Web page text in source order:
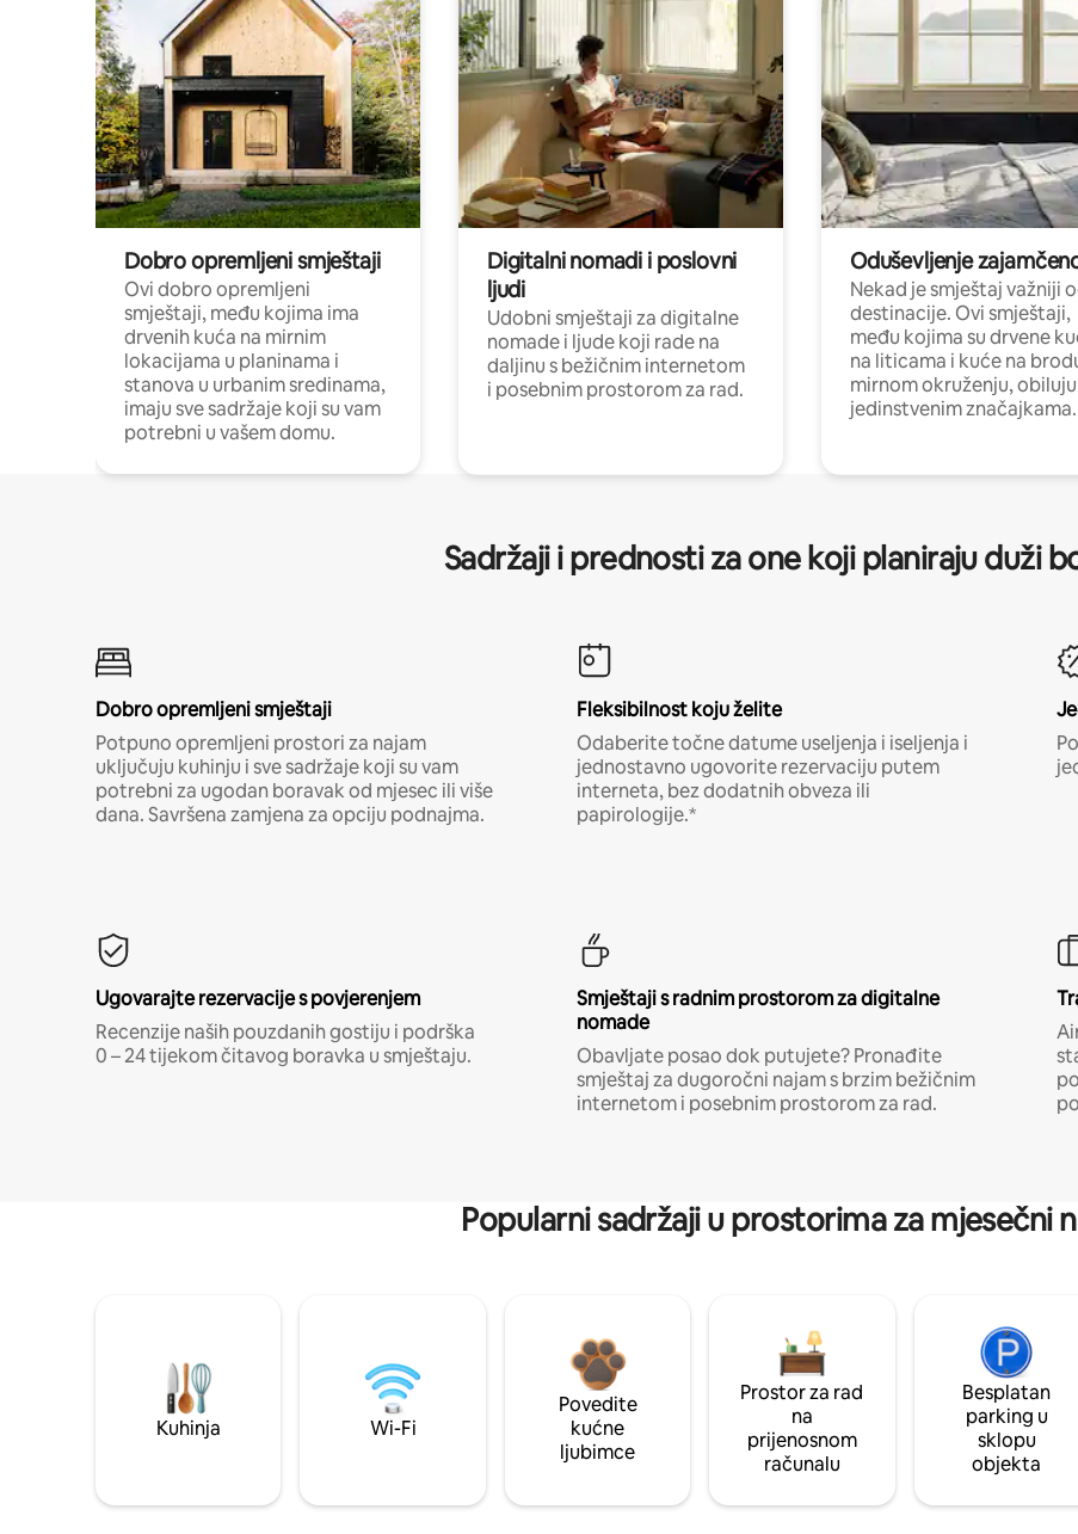
Dobro opremljeni smještaji
Ovi dobro opremljeni
smještaji, među kojima ima
drvenih kuća na mirnim
lokacijama u planinama i
stanova u urbanim sredinama,
imaju sve sadržaje koji su vam
potrebni u vašem domu.
Digitalni nomadi i poslovni
ljudi
Udobni smještaji za digitalne
nomade i ljude koji rade na
daljinu s bežičnim internetom
i posebnim prostorom za rad.
Oduševljenje
Nekad je smještaj važniji
destinacije. Ovi smještaji,
među kojima su drvene
na liticama i kuće na
mirnom okruženju, obiluju
jedinstvenim značajkama.
Sadržaji i prednosti za one koji planiraju duži
Dobro opremljeni smještaji
Potpuno opremljeni prostori za najam
uključuju kuhinju i sve sadržaje koji su vam
potrebni za ugodan boravak od mjesec ili više
dana. Savršena zamjena za opciju podnajma.
Fleksibilnost koju želite
Odaberite točne datume useljenja i iseljenja i
jednostavno ugovorite rezervaciju putem
interneta, bez dodatnih obveza ili
papirologije.*
Ugovarajte rezervacije s povjerenjem
Recenzije naših pouzdanih gostiju i podrška
0 – 24 tijekom čitavog boravka u smještaju.
Smještaji s radnim prostorom za digitalne
nomade
Obavljate posao dok putujete? Pronađite
smještaj za dugoročni najam s brzim bežičnim
internetom i posebnim prostorom za rad.
Popularni sadržaji u prostorima za mjesečni
Kuhinja Wi-Fi
Povedite
kućne
ljubimce
Prostor za rad
na
prijenosnom
računalu
Besplatan
parking u
sklopu
objekta